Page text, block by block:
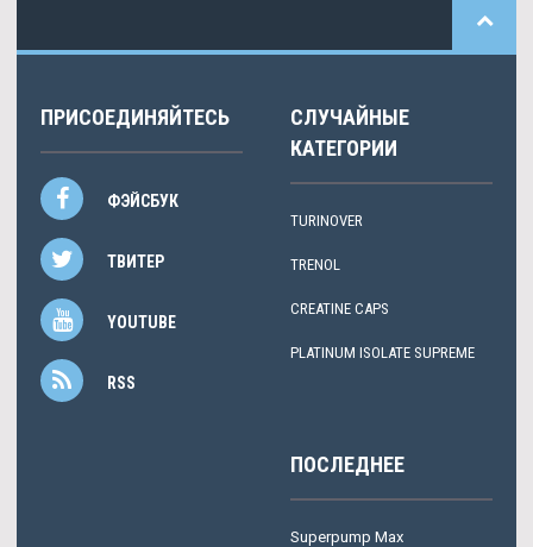
ПРИСОЕДИНЯЙТЕСЬ
ФЭЙСБУК
ТВИТЕР
YOUTUBE
RSS
СЛУЧАЙНЫЕ
КАТЕГОРИИ
TURINOVER
TRENOL
CREATINE CAPS
PLATINUM ISOLATE SUPREME
ПОСЛЕДНЕЕ
Superpump Max